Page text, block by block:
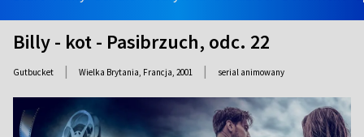
Billy - kot - Pasibrzuch, odc. 22
Gutbucket | Wielka Brytania, Francja, 2001 | serial animowany